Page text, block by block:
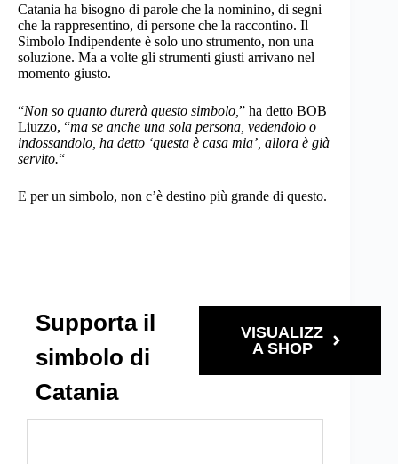
Catania ha bisogno di parole che la nominino, di segni
che la rappresentino, di persone che la raccontino. Il
Simbolo Indipendente è solo uno strumento, non una
soluzione. Ma a volte gli strumenti giusti arrivano nel
momento giusto.
“Non so quanto durerà questo simbolo, ” ha detto BOB
Liuzzo, “ma se anche una sola persona, vedendolo o
indossandolo, ha detto ‘questa è casa mia’, allora è già
servito.“
E per un simbolo, non c’è destino più grande di questo.
Supporta il
simbolo di
Catania
VISUALIZZ
A SHOP